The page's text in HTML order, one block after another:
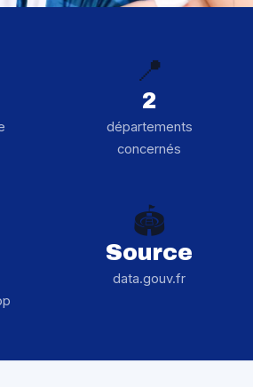
📍
2
départements
concernés
🏟️
Source
data.gouv.fr